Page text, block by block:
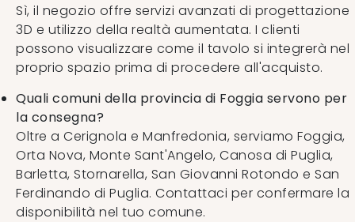
Sì, il negozio offre servizi avanzati di progettazione
3D e utilizzo della realtà aumentata. I clienti
possono visualizzare come il tavolo si integrerà nel
proprio spazio prima di procedere all'acquisto.
Quali comuni della provincia di Foggia servono per
la consegna?
Oltre a Cerignola e Manfredonia, serviamo Foggia,
Orta Nova, Monte Sant'Angelo, Canosa di Puglia,
Barletta, Stornarella, San Giovanni Rotondo e San
Ferdinando di Puglia. Contattaci per confermare la
disponibilità nel tuo comune.